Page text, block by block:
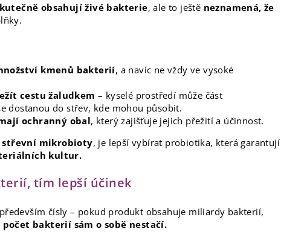
kutečně obsahují živé bakterie, ale to ještě neznamená, že
kmenů bakterií, a navíc ne vždy ve vysoké
cestu žaludkem – kyselé prostředí může část
dostanou do střev, kde mohou působit.
ochranný obal, který zajišťuje jejich přežití a účinnost.
střevní mikrobioty, je lepší vybírat probiotika, která garantují
kultur.
tím lepší účinek
čísly – pokud produkt obsahuje miliardy bakterií,
počet bakterií sám o sobě nestačí.